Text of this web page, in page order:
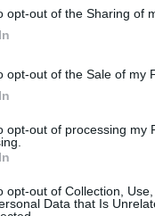
opt-out of the Sharing of
opt-out of the Sale of my
opt-out of processing my
opt-out of Collection,
Data that Is